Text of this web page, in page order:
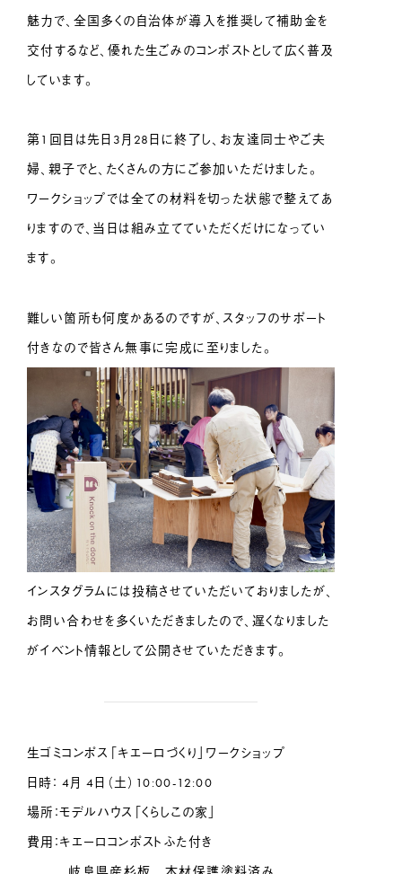
魅力で、全国多くの自治体が導入を推奨して補助金を
交付するなど、優れた生ごみのコンポストとして広く普及
しています。
第1回目は先日3月28日に終了し、お友達同士やご夫
婦、親子でと、たくさんの方にご参加いただけました。
ワークショップでは全ての材料を切った状態で整えてあ
りますので、当日は組み立てていただくだけになってい
ます。
難しい箇所も何度かあるのですが、スタッフのサポート
付きなので皆さん無事に完成に至りました。
インスタグラムには投稿させていただいておりましたが、
お問い合わせを多くいただきましたので、遅くなりました
がイベント情報として公開させていただきます。
生ゴミコンポス「キエーロづくり」ワークショップ
日時： 4月 4日（土）10:00-12:00
場所：モデルハウス「くらしこの家」
費用：キエーロコンポストふた付き